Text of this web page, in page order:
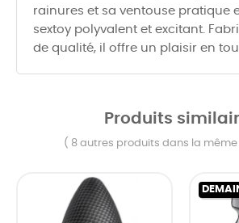
rainures et sa ventouse pratique
sextoy polyvalent et excitant.
de qualité, il offre un plaisir en
Produits
( 8 autres produits dans la